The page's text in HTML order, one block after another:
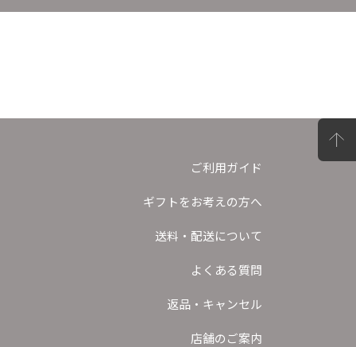
ご利用ガイド
ギフトをお考えの方へ
送料・配送について
よくある質問
返品・キャンセル
店舗のご案内